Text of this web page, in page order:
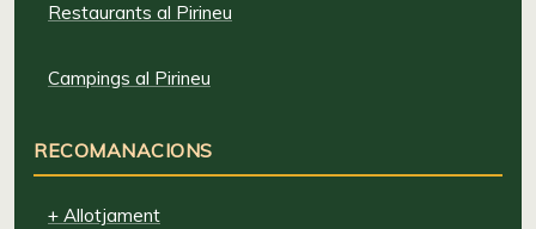
Restaurants al Pirineu
Campings al Pirineu
RECOMANACIONS
+ Allotjament